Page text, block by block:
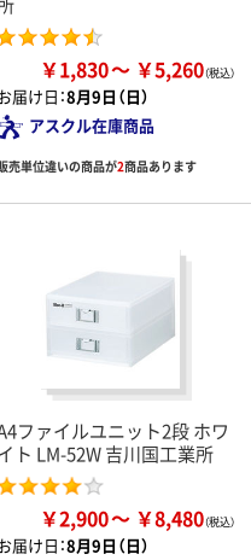
￥1,830 ￥5,260
届け日：8月9日（日）
アスクル在庫商品
売単位違いの商品が2商品あります
ファイルユニット2段 ホワ
ト LM-52W 吉川国工業所
￥2,900 ￥8,480
届け日：8月9日（日）